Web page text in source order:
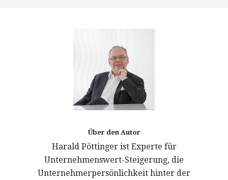
Über den Autor
Harald Pöttinger ist Experte für
Unternehmenswert-Steigerung, die
Unternehmerpersönlichkeit hinter der